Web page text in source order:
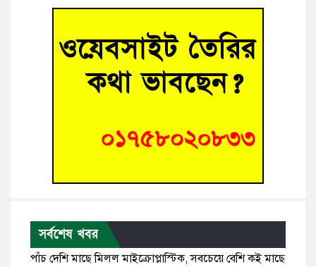
সর্বশেষ খবর
পাঁচ দেশি মাছে মিলল মাইক্রোপ্লাস্টিক, সবচেয়ে বেশি কই মাছে